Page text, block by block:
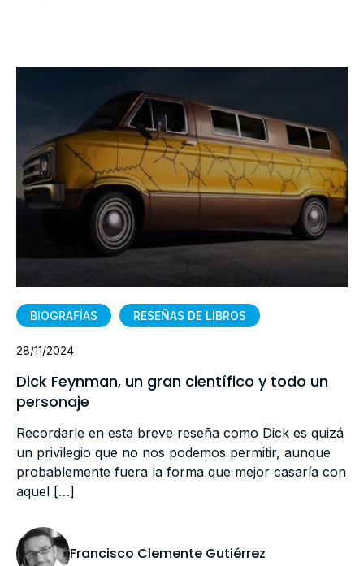
BIOGRAFÍAS RESEÑAS DE LIBROS
28/11/2024
Dick Feynman, un gran científico y todo un
personaje
Recordarle en esta breve reseña como Dick es quizá
un privilegio que no nos podemos permitir, aunque
probablemente fuera la forma que mejor casaría con
aquel […]
Francisco Clemente Gutiérrez